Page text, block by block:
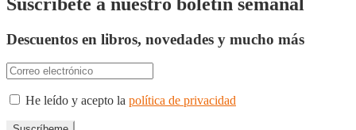
Descuentos en libros, novedades y mucho más
He leído y acepto la política de privacidad